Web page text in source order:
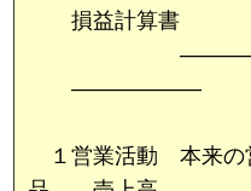
損益計算書
――――――
１営業活動 本来